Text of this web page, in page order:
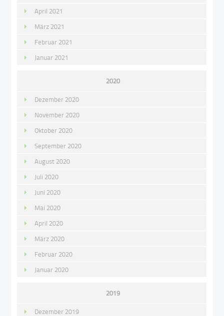
April 2021
März 2021
Februar 2021
Januar 2021
2020
Dezember 2020
November 2020
Oktober 2020
September 2020
August 2020
Juli 2020
Juni 2020
Mai 2020
April 2020
März 2020
Februar 2020
Januar 2020
2019
Dezember 2019